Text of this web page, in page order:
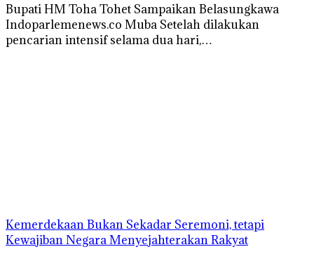
Bupati HM Toha Tohet Sampaikan Belasungkawa
Indoparlemenews.co Muba Setelah dilakukan
pencarian intensif selama dua hari,…
Kemerdekaan Bukan Sekadar Seremoni, tetapi
Kewajiban Negara Menyejahterakan Rakyat